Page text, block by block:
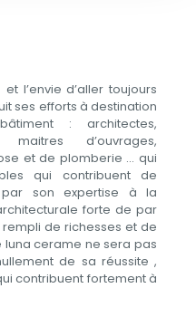
l’envie d’aller toujours
ses efforts à destination
: architectes,
maitres d’ouvrages,
et de plomberie … qui
qui contribuent de
son expertise à la
forte de par
de richesses et de
cerame ne sera pas
de sa réussite ,
contribuent fortement à